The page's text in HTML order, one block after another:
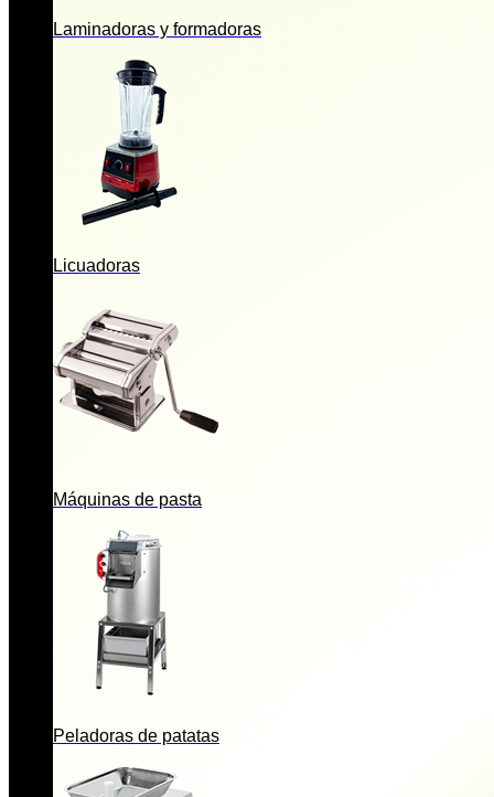
Laminadoras y formadoras
Licuadoras
Máquinas de pasta
Peladoras de patatas